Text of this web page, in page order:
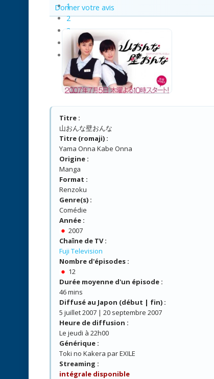
1
2
3
4
Donner votre avis
Titre :
山おんな壁おんな
Titre (romaji) :
Yama Onna Kabe Onna
Origine :
Manga
Format :
Renzoku
Genre(s) :
Comédie
Année :
2007
Chaîne de TV :
Fuji Television
Nombre d'épisodes :
12
Durée moyenne d'un épisode :
46 mins
Diffusé au Japon (début | fin) :
5 juillet 2007 | 20 septembre 2007
Heure de diffusion :
Le jeudi à 22h00
Générique :
Toki no Kakera par EXILE
Streaming :
intégrale disponible